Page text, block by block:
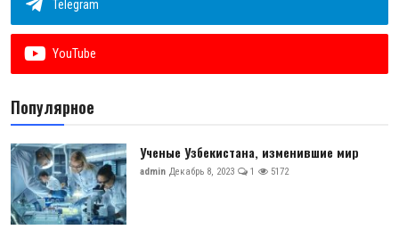
Telegram
YouTube
Популярное
Ученые Узбекистана, изменившие мир
admin Декабрь 8, 2023 1 5172